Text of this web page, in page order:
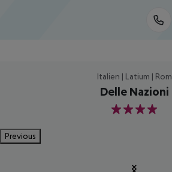
Italien | Latium | Rom
Delle Nazioni
4
Previous